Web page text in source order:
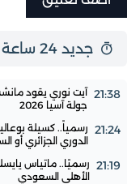
جديد 24 ساعة
21:38 آيت نوري يقود
جولة آسيا 2026
21:24 رسمياً.. كسيلة
الدوري الجزائري أو
21:19 رسميًا.. ماتياس
الأهلي السعودي